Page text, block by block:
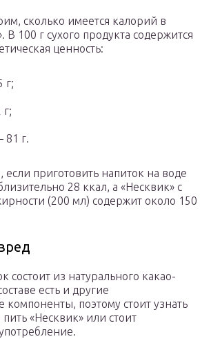
сколько имеется калорий в
В 100 г сухого продукта содержится
ценность:
г;
81 г.
приготовить напиток на воде
28 ккал, а «Несквик» с
(200 мл) содержит около 150
состоит из натурального какао-
есть и другие
компоненты, поэтому стоит узнать
«Несквик» или стоит